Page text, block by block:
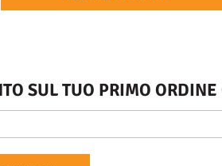
SUL TUO PRIMO